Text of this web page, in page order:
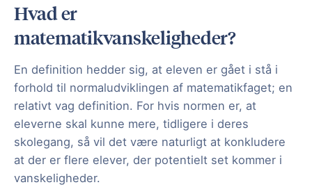
Hvad er
matematikvanskeligheder?
En definition hedder sig, at eleven er gået i stå i
forhold til normaludviklingen af matematikfaget; en
relativt vag definition. For hvis normen er, at
eleverne skal kunne mere, tidligere i deres
skolegang, så vil det være naturligt at konkludere
at der er flere elever, der potentielt set kommer i
vanskeligheder.